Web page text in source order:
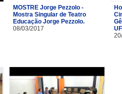
MOSTRE Jorge Pezzolo -
Mostra Singular de Teatro
Educação Jorge Pezzolo.
08/03/2017